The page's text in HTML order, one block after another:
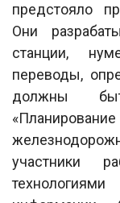
предстояло
Они
станции,
переводы,
должны
участники